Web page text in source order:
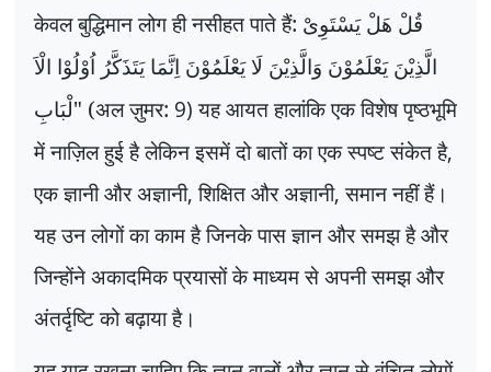
केवल बुद्धिमान लोग ही नसीहत पाते हैं: قُلْ ھَلْ یَسْتَوِیْ
الَّذِیْنَ یَعْلَمُوْنَ وَالَّذِیْنَ لَا یَعْلَمُوْنَ اِنَّمَا یَتَذَکَّرُ اُوْلُوْا الْاَ
لْبَابِ" (अल ज़ुमर: 9)यह आयत हालांकि एक विशेष पृष्ठभूमि
में नाज़िल हुई है लेकिन इसमें दो बातों का एक स्पष्ट संकेत है,
एक ज्ञानी और अज्ञानी,शिक्षित और अज्ञानी,समान नहीं हैं।
यह उन लोगों का काम है जिनके पास ज्ञान और समझ है और
जिन्होंने अकादमिक प्रयासों के माध्यम से अपनी समझ और
अंतर्दृष्टि को बढ़ाया है।